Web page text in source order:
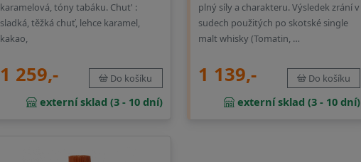
karamelová, tóny tabáku. Chut' :
sladká, těžká chuť, lehce karamel,
kakao,
1 259,- Do košíku
externí sklad (3 - 10 dní)
plný síly a charakteru. Výsledek zrání v
sudech použitých po skotské single
malt whisky (Tomatin, …
1 139,- Do košíku
externí sklad (3 - 10 dní)